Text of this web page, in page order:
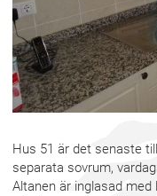
Hus 51 är det senaste
separata sovrum,
Altanen är inglasad